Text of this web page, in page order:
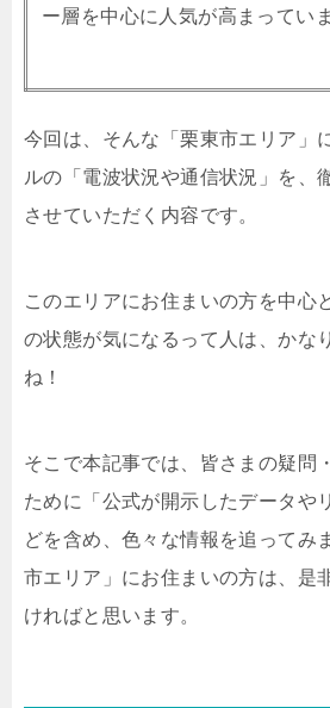
ー層を中心に人気が高まっていま
今回は、そんな「栗東市エリア」
ルの「電波状況や通信状況」を、
させていただく内容です。
このエリアにお住まいの方を中心
の状態が気になるって人は、かな
ね！
そこで本記事では、皆さまの疑問
ために「公式が開示したデータや
どを含め、色々な情報を追ってみ
市エリア」にお住まいの方は、是
ければと思います。